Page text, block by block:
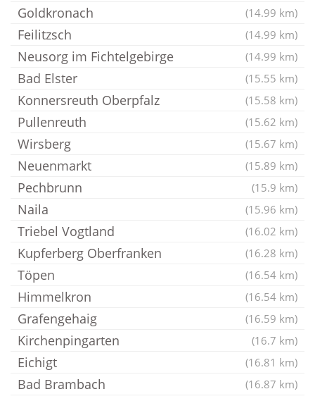
Goldkronach (14.99 km)
Feilitzsch (14.99 km)
Neusorg im Fichtelgebirge (14.99 km)
Bad Elster (15.55 km)
Konnersreuth Oberpfalz (15.58 km)
Pullenreuth (15.62 km)
Wirsberg (15.67 km)
Neuenmarkt (15.89 km)
Pechbrunn (15.9 km)
Naila (15.96 km)
Triebel Vogtland (16.02 km)
Kupferberg Oberfranken (16.28 km)
Töpen (16.54 km)
Himmelkron (16.54 km)
Grafengehaig (16.59 km)
Kirchenpingarten (16.7 km)
Eichigt (16.81 km)
Bad Brambach (16.87 km)